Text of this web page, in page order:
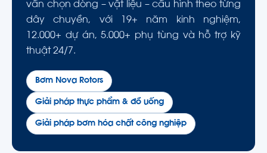
vấn chọn dòng – vật liệu – cấu hình theo từng
dây chuyền, với 19+ năm kinh nghiệm,
12.000+ dự án, 5.000+ phụ tùng và hỗ trợ kỹ
thuật 24/7.
Bơm Nova Rotors
Giải pháp thực phẩm & đồ uống
Giải pháp bơm hóa chất công nghiệp